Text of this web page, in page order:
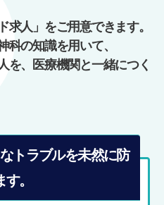
求人」をご用意できます。
科の知識を用いて、
を、医療機関と一緒につく
トラブルを未然に防
す。